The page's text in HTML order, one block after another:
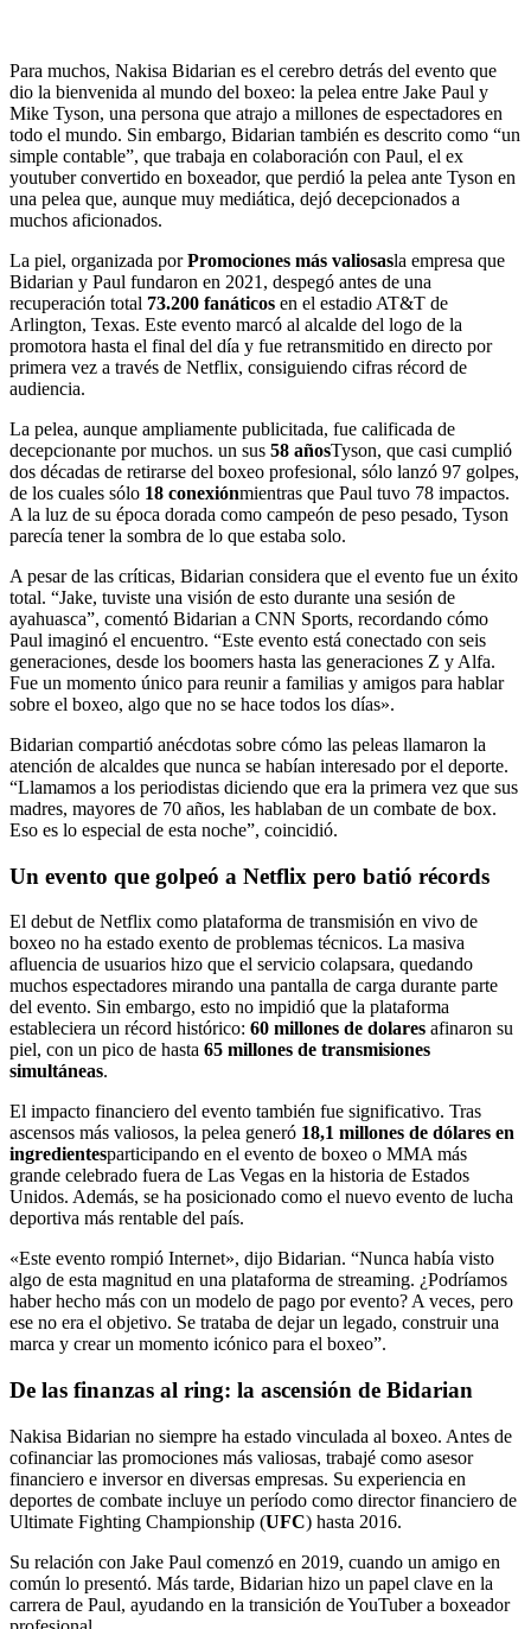
Para muchos, Nakisa Bidarian es el cerebro detrás del evento que
dio la bienvenida al mundo del boxeo: la pelea entre Jake Paul y
Mike Tyson, una persona que atrajo a millones de espectadores en
todo el mundo. Sin embargo, Bidarian también es descrito como “un
simple contable”, que trabaja en colaboración con Paul, el ex
youtuber convertido en boxeador, que perdió la pelea ante Tyson en
una pelea que, aunque muy mediática, dejó decepcionados a
muchos aficionados.
La piel, organizada porPromociones más valiosasla empresa que
Bidarian y Paul fundaron en 2021, despegó antes de una
recuperación total 73.200 fanáticos en el estadio AT&T de
Arlington, Texas. Este evento marcó al alcalde del logo de la
promotora hasta el final del día y fue retransmitido en directo por
primera vez a través de Netflix, consiguiendo cifras récord de
audiencia.
La pelea, aunque ampliamente publicitada, fue calificada de
decepcionante por muchos. un sus 58 añosTyson, que casi cumplió
dos décadas de retirarse del boxeo profesional, sólo lanzó 97 golpes,
de los cuales sólo 18 conexiónmientras que Paul tuvo 78 impactos.
A la luz de su época dorada como campeón de peso pesado, Tyson
parecía tener la sombra de lo que estaba solo.
A pesar de las críticas, Bidarian considera que el evento fue un éxito
total. “Jake, tuviste una visión de esto durante una sesión de
ayahuasca”, comentó Bidarian a CNN Sports, recordando cómo
Paul imaginó el encuentro. “Este evento está conectado con seis
generaciones, desde los boomers hasta las generaciones Z y Alfa.
Fue un momento único para reunir a familias y amigos para hablar
sobre el boxeo, algo que no se hace todos los días».
Bidarian compartió anécdotas sobre cómo las peleas llamaron la
atención de alcaldes que nunca se habían interesado por el deporte.
“Llamamos a los periodistas diciendo que era la primera vez que sus
madres, mayores de 70 años, les hablaban de un combate de box.
Eso es lo especial de esta noche”, coincidió.
Un evento que golpeó a Netflix pero batió récords
El debut de Netflix como plataforma de transmisión en vivo de
boxeo no ha estado exento de problemas técnicos. La masiva
afluencia de usuarios hizo que el servicio colapsara, quedando
muchos espectadores mirando una pantalla de carga durante parte
del evento. Sin embargo, esto no impidió que la plataforma
estableciera un récord histórico: 60 millones de dolares afinaron su
piel, con un pico de hasta 65 millones de transmisiones
simultáneas.
El impacto financiero del evento también fue significativo. Tras
ascensos más valiosos, la pelea generó 18,1 millones de dólares en
ingredientesparticipando en el evento de boxeo o MMA más
grande celebrado fuera de Las Vegas en la historia de Estados
Unidos. Además, se ha posicionado como el nuevo evento de lucha
deportiva más rentable del país.
«Este evento rompió Internet», dijo Bidarian. “Nunca había visto
algo de esta magnitud en una plataforma de streaming. ¿Podríamos
haber hecho más con un modelo de pago por evento? A veces, pero
ese no era el objetivo. Se trataba de dejar un legado, construir una
marca y crear un momento icónico para el boxeo”.
De las finanzas al ring: la ascensión de Bidarian
Nakisa Bidarian no siempre ha estado vinculada al boxeo. Antes de
cofinanciar las promociones más valiosas, trabajé como asesor
financiero e inversor en diversas empresas. Su experiencia en
deportes de combate incluye un período como director financiero de
Ultimate Fighting Championship (UFC) hasta 2016.
Su relación con Jake Paul comenzó en 2019, cuando un amigo en
común lo presentó. Más tarde, Bidarian hizo un papel clave en la
carrera de Paul, ayudando en la transición de YouTuber a boxeador